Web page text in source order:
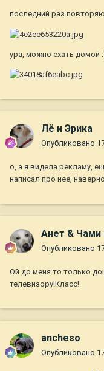
последний раз
ура, можно ехать домой
Лё и Эрика
Опубликовано
о, а я видела рекламу,
написал про нее,
Анет & Чами
Опубликовано
Ой до меня то только
телевизору!Класс!
ancheso
Опубликовано